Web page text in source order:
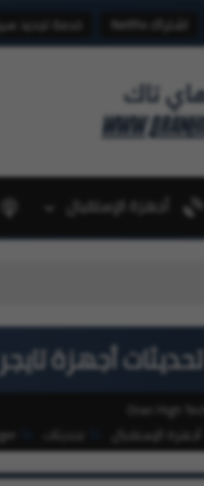
اشتراك Netflix خدمة تجديد
أجهزة الإستقبال
تحديثات أجهزة تايجر Tiger بتاريخ 06-03-2026
Oran High Tech
أجهزة الإستقبال Tiger